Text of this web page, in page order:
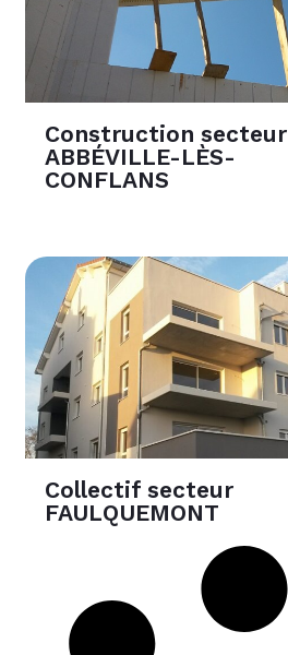
Construction secteur
ABBÉVILLE-LÈS-
CONFLANS
Collectif secteur
FAULQUEMONT